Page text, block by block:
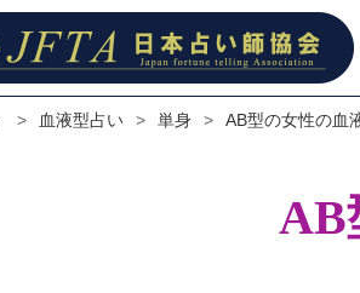
> 血液型占い > 単身 > AB型の女性の血
AB